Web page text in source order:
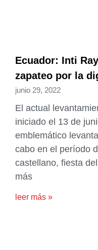
Ecuador: Inti
zapateo por la
junio 29, 2022
El actual
iniciado el 13 de
emblemático
cabo en el período
castellano, fiesta
más
leer más »